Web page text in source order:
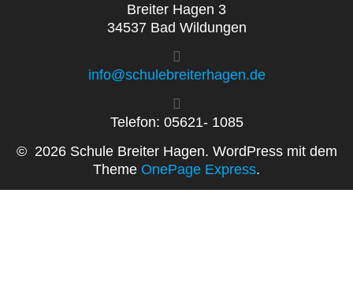
Breiter Hagen 3
34537 Bad Wildungen
info@schulebreiterhagen.de
Telefon: 05621- 1085
© 2026 Schule Breiter Hagen. WordPress mit dem
Theme OnePage Express.